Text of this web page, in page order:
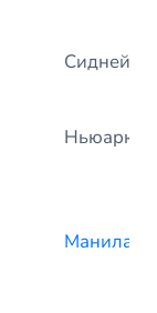
Сидней
Ньюарк
Манила